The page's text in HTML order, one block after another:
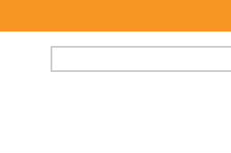
FORMULAIRE DE